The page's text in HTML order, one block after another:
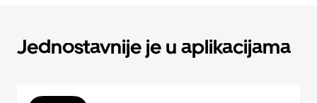
Jednostavnije je u aplikacijama